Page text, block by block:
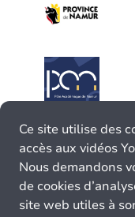
Ce site utilise des
accès aux vidéos
Nous demandons
de cookies
site web utiles à